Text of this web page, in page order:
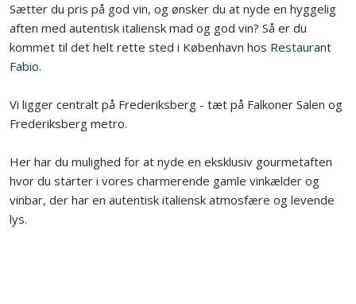
Sætter du pris på god vin, og ønsker du at nyde en hyggelig
aften med autentisk italiensk mad og god vin? Så er du
kommet til det helt rette sted i København hos Restaurant
Fabio.
Vi ligger centralt på Frederiksberg - tæt på Falkoner Salen og
Frederiksberg metro.
Her har du mulighed for at nyde en eksklusiv gourmetaften
hvor du starter i vores charmerende gamle vinkælder og
vinbar, der har en autentisk italiensk atmosfære og levende
lys.